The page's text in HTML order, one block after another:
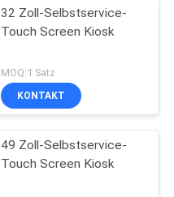
32 Zoll-Selbstservice-
Touch Screen Kiosk
MOQ:1 Satz
KONTAKT
49 Zoll-Selbstservice-
Touch Screen Kiosk